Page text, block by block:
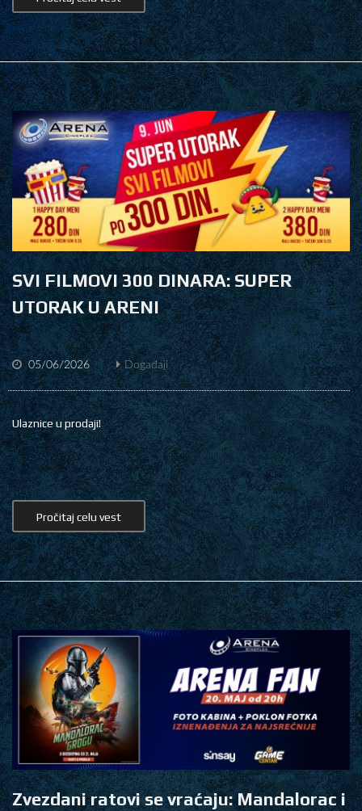
SVI FILMOVI 300 DINARA: SUPER
UTORAK U ARENI
05/06/2026 Događaji
Ulaznice u prodaji!
Pročitaj celu vest
Zvezdani ratovi se vraćaju: Mandalorac i